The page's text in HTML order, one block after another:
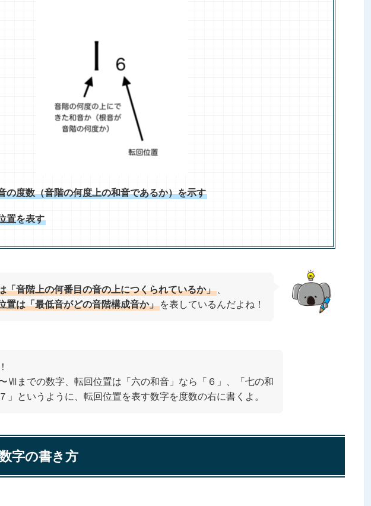
の度数（音階の何度上の和音であるか）を示す
置を表す
「音階上の何番目の音の上につくられているか」
置は「最低音がどの音階構成音か」 を表しているんだよね！
Ⅶまでの数字、転回位置は「六の和音」なら「６」、「七の和
」というように、転回位置を表す数字を度数の右に書くよ。
字の書き方